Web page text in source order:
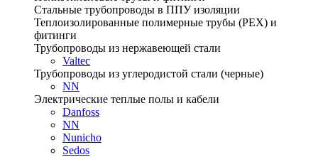
Стальные трубопроводы в ППУ изоляции
Теплоизолированные полимерные трубы (РЕХ) и
фитинги
Трубопроводы из нержавеющей стали
Valtec
Трубопроводы из углеродистой стали (черные)
NN
Электрические теплые полы и кабели
Danfoss
NN
Nunicho
Sedos